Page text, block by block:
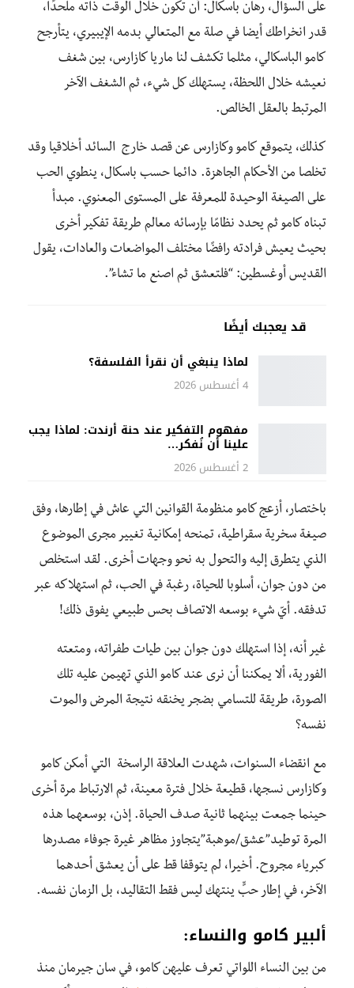
على السؤال، رهان باسكال: أن تكون خلال الوقت ذاته ملحدًا،
قدر انخراطك أيضا في صلة مع المتعالي بدمه الإيبيري، يتأرجح
كامو الباسكالي، مثلما تكشف لنا ماريا كازارس، بين شغف
نعيشه خلال اللحظة، يستهلك كل شيء، ثم الشغف الآخر
المرتبط بالعقل الخالص.
كذلك، يتموقع كامو وكازارس عن قصد خارج السائد أخلاقيا وقد
تخلصا من الأحكام الجاهزة. دائما حسب باسكال، ينطوي الحب
على الصيغة الوحيدة للمعرفة على المستوى المعنوي. مبدأ
تبناه كامو ثم يحدد نظامًا بإرسائه معالم طريقة تفكير أخرى
بحيث يعيش فرادته رافضًا مختلف المواضعات والعادات، يقول
القديس أوغسطين: “فلتعشق ثم اصنع ما تشاء”.
قد يعجبك أيضًا
لماذا ينبغي أن نقرأ الفلسفة؟
4 أغسطس 2026
مفهوم التفكير عند حنة أرندت: لماذا يجب
علينا أن نُفكر…
2 أغسطس 2026
باختصار، أزعج كامو منظومة القوانين التي عاش في إطارها، وفق
صيغة سخرية سقراطية، تمنحه إمكانية تغيير مجرى الموضوع
الذي يتطرق إليه والتحول به نحو وجهات أخرى. لقد استخلص
من دون جوان، أسلوبا للحياة، رغبة في الحب، ثم استهلاكه عبر
تدفقه. أيّ شيء بوسعه الاتصاف بحس طبيعي يفوق ذلك!
غير أنه، إذا استهلك دون جوان بين طيات طفراته، ومتعته
الفورية، ألا يمكننا أن نرى عند كامو الذي تهيمن عليه تلك
الصورة، طريقة للتسامي بضجر يخنقه نتيجة المرض والموت
نفسه؟
مع انقضاء السنوات، شهدت العلاقة الراسخة التي أمكن كامو
وكازارس نسجها، قطيعة خلال فترة معينة، ثم الارتباط مرة أخرى
حينما جمعت بينهما ثانية صدف الحياة. إذن، بوسعهما هذه
المرة توطيد”عشق/موهبة”يتجاوز مظاهر غيرة جوفاء مصدرها
كبرياء مجروح. أخيرا، لم يتوقفا قط على أن يعشق أحدهما
الآخر، في إطار حبٍّ ينتهك ليس فقط التقاليد، بل الزمان نفسه.
ألبيركامو والنساء:
من بين النساء اللواتي تعرف عليهن كامو، في سان جيرمان منذ